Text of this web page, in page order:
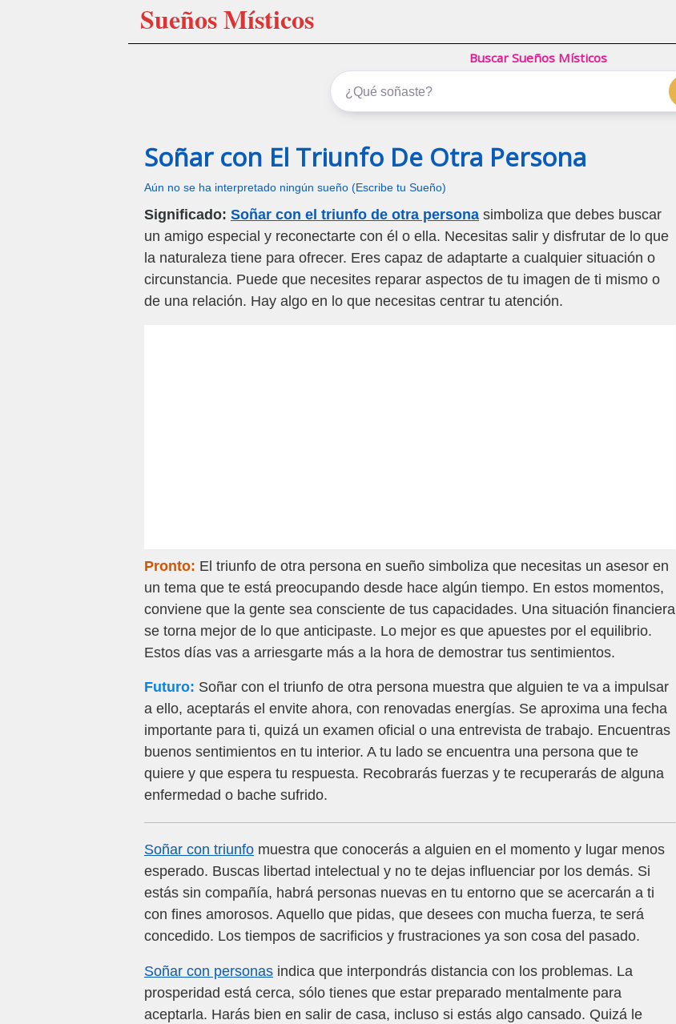
Sueños Místicos
Buscar Sueños Místicos
Soñar con El Triunfo De Otra Persona
Aún no se ha interpretado ningún sueño (Escribe tu Sueño)
Significado: Soñar con el triunfo de otra persona simboliza que debes buscar
un amigo especial y reconectarte con él o ella. Necesitas salir y disfrutar de lo que
la naturaleza tiene para ofrecer. Eres capaz de adaptarte a cualquier situación o
circunstancia. Puede que necesites reparar aspectos de tu imagen de ti mismo o
de una relación. Hay algo en lo que necesitas centrar tu atención.
Pronto: El triunfo de otra persona en sueño simboliza que necesitas un asesor en
un tema que te está preocupando desde hace algún tiempo. En estos momentos,
conviene que la gente sea consciente de tus capacidades. Una situación financiera
se torna mejor de lo que anticipaste. Lo mejor es que apuestes por el equilibrio.
Estos días vas a arriesgarte más a la hora de demostrar tus sentimientos.
Futuro: Soñar con el triunfo de otra persona muestra que alguien te va a impulsar
a ello, aceptarás el envite ahora, con renovadas energías. Se aproxima una fecha
importante para ti, quizá un examen oficial o una entrevista de trabajo. Encuentras
buenos sentimientos en tu interior. A tu lado se encuentra una persona que te
quiere y que espera tu respuesta. Recobrarás fuerzas y te recuperarás de alguna
enfermedad o bache sufrido.
Soñar con triunfo muestra que conocerás a alguien en el momento y lugar menos
esperado. Buscas libertad intelectual y no te dejas influenciar por los demás. Si
estás sin compañía, habrá personas nuevas en tu entorno que se acercarán a ti
con fines amorosos. Aquello que pidas, que desees con mucha fuerza, te será
concedido. Los tiempos de sacrificios y frustraciones ya son cosa del pasado.
Soñar con personas indica que interpondrás distancia con los problemas. La
prosperidad está cerca, sólo tienes que estar preparado mentalmente para
aceptarla. Harás bien en salir de casa, incluso si estás algo cansado. Quizá le